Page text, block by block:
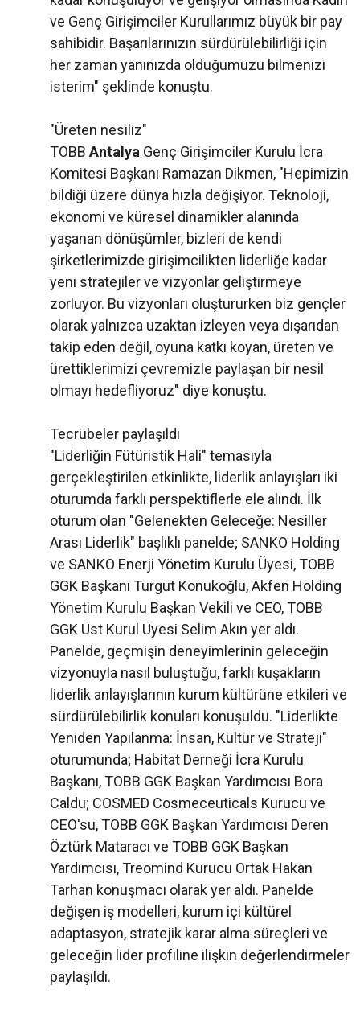
ve Genç Girişimciler Kurullarımız büyük bir pay
sahibidir. Başarılarınızın sürdürülebilirliği için
her zaman yanınızda olduğumuzu bilmenizi
isterim" şeklinde konuştu.
"Üreten nesiliz"
TOBB Antalya Genç Girişimciler Kurulu İcra
Komitesi Başkanı Ramazan Dikmen, "Hepimizin
bildiği üzere dünya hızla değişiyor. Teknoloji,
ekonomi ve küresel dinamikler alanında
yaşanan dönüşümler, bizleri de kendi
şirketlerimizde girişimcilikten liderliğe kadar
yeni stratejiler ve vizyonlar geliştirmeye
zorluyor. Bu vizyonları oluştururken biz gençler
olarak yalnızca uzaktan izleyen veya dışarıdan
takip eden değil, oyuna katkı koyan, üreten ve
ürettiklerimizi çevremizle paylaşan bir nesil
olmayı hedefliyoruz" diye konuştu.
Tecrübeler paylaşıldı
"Liderliğin Fütüristik Hali" temasıyla
gerçekleştirilen etkinlikte, liderlik anlayışları iki
oturumda farklı perspektiflerle ele alındı. İlk
oturum olan "Gelenekten Geleceğe: Nesiller
Arası Liderlik" başlıklı panelde; SANKO Holding
ve SANKO Enerji Yönetim Kurulu Üyesi, TOBB
GGK Başkanı Turgut Konukoğlu, Akfen Holding
Yönetim Kurulu Başkan Vekili ve CEO, TOBB
GGK Üst Kurul Üyesi Selim Akın yer aldı.
Panelde, geçmişin deneyimlerinin geleceğin
vizyonuyla nasıl buluştuğu, farklı kuşakların
liderlik anlayışlarının kurum kültürüne etkileri ve
sürdürülebilirlik konuları konuşuldu. "Liderlikte
Yeniden Yapılanma: İnsan, Kültür ve Strateji"
oturumunda; Habitat Derneği İcra Kurulu
Başkanı, TOBB GGK Başkan Yardımcısı Bora
Caldu; COSMED Cosmeceuticals Kurucu ve
CEO'su, TOBB GGK Başkan Yardımcısı Deren
Öztürk Mataracı ve TOBB GGK Başkan
Yardımcısı, Treomind Kurucu Ortak Hakan
Tarhan konuşmacı olarak yer aldı. Panelde
değişen iş modelleri, kurum içi kültürel
adaptasyon, stratejik karar alma süreçleri ve
geleceğin lider profiline ilişkin değerlendirmeler
paylaşıldı.